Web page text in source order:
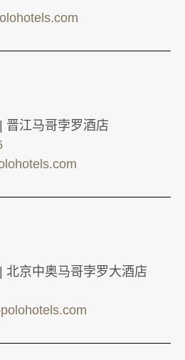
晋江马哥孛罗酒店
北京中奥马哥孛罗大酒店